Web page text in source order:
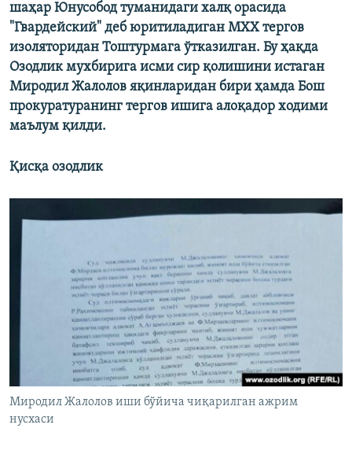
шаҳар Юнусобод туманидаги халқ орасида
"Гвардейский" деб юритиладиган МХХ тергов
изоляторидан Тоштурмага ўтказилган. Бу ҳақда
Озодлик мухбирига исми сир қолишини истаган
Миродил Жалолов яқинларидан бири ҳамда Бош
прокуратуранинг тергов ишига алоқадор ходими
маълум қилди.
Қисқа озодлик
Миродил Жалолов иши бўйича чиқарилган ажрим
нусхаси